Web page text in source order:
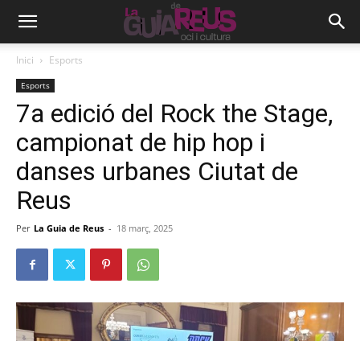
Inici Esports
Esports
7a edició del Rock the Stage,
campionat de hip hop i
danses urbanes Ciutat de
Reus
Per La Guia de Reus - 18 març, 2025